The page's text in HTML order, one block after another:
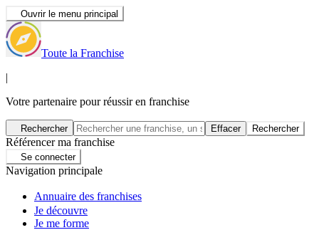
Ouvrir le menu principal
Toute la Franchise
|
Votre partenaire pour réussir en franchise
Rechercher Effacer Rechercher
Référencer ma franchise
Se connecter
Navigation principale
Annuaire des franchises
Je découvre
Je me forme